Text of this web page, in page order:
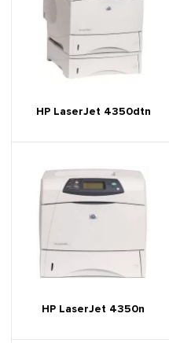
HP LaserJet 4350dtn
HP LaserJet 4350n